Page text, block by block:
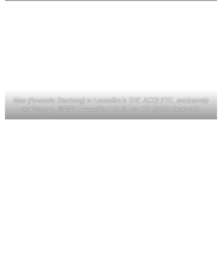
Mae (Amandla Stenberg) in Lucasfilm’s THE ACOLYTE, exclusively
on Disney+. ©2024 Lucasfilm Ltd. & TM. All Rights Reserved.